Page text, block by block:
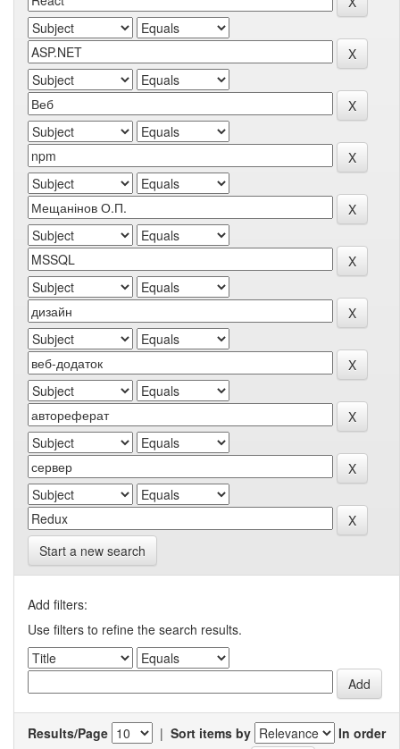
Start a new search
Add filters:
Use filters to refine the search results.
Results/Page | Sort items by
In order